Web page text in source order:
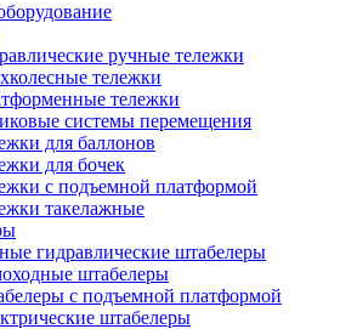
ручные тележки
тележки
тележки
системы перемещения
для баллонов
для бочек
с подъемной платформой
такелажные
гидравлические штабелеры
штабелеры
с подъемной платформой
штабелеры